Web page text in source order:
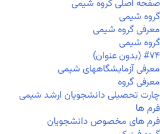
صفحه اصلی گروه شیمی
گروه شیمی
معرفی گروه شیمی
گروه شیمی
#۷۴ (بدون عنوان)
معرفی آزمایشگاههای شیمی
معرفی گروه
چارت تحصیلی دانشجویان ارشد شیمی
فرم ها
فرم های مخصوص دانشجویان